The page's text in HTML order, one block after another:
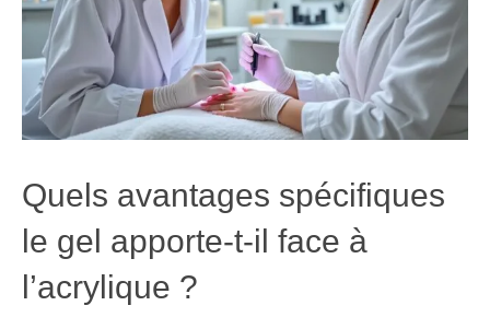
Quels avantages spécifiques
le gel apporte-t-il face à
l’acrylique ?